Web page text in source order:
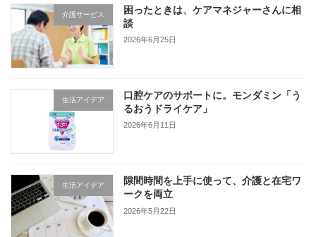
介護サービス
困ったときは、ケアマネジャーさんに相
談
2026年6月25日
生活アイデア
口腔ケアのサポートに。モンダミン「う
るおうドライケア」
2026年6月11日
生活アイデア
隙間時間を上手に使って、介護と在宅ワ
ークを両立
2026年5月22日